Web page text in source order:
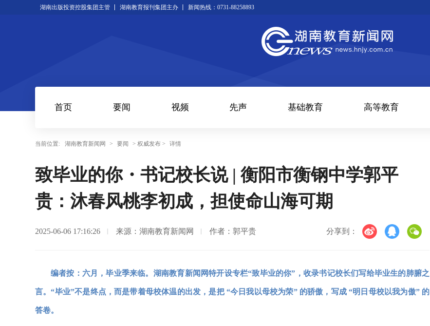
湖南出版投资控股集团主管 湖南教育报刊集团主办 新闻热线：0731-88258893
首页 要闻 视频 先声 基础教育 高等教育
当前位置: 湖南教育新闻网 > 要闻 > 权威发布 > 详情
致毕业的你・书记校长说 | 衡阳市衡钢中学郭平
贵：沐春风桃李初成，担使命山海可期
2025-06-06 17:16:26 来源：湖南教育新闻网 作者：郭平贵 分享到：
编者按：六月，毕业季来临。湖南教育新闻网特开设专栏“致毕业的你”，收录书记校长们写给毕业生的肺腑之
言。“毕业”不是终点，而是带着母校体温的出发，是把 “今日我以母校为荣” 的骄傲，写成 “明日母校以我为傲” 的
答卷。